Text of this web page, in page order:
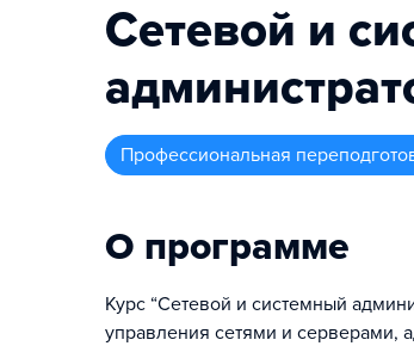
Сетевой и
профессиональная
О программе
Курс “Сетевой и системный
управления сетями и серверами,